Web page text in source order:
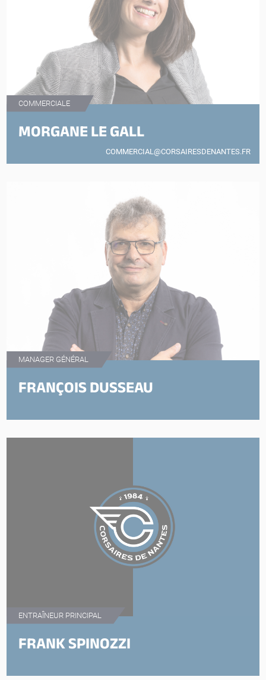
MORGANE LE GALL
COMMERCIALE
COMMERCIAL@CORSAIRESDENANTES.FR
FRANÇOIS DUSSEAU
MANAGER GÉNÉRAL
FRANK SPINOZZI
ENTRAÎNEUR PRINCIPAL